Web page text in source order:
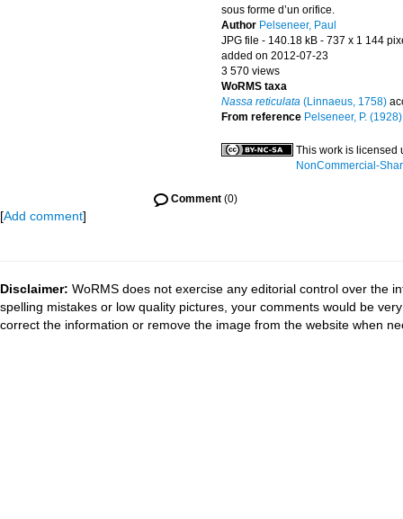
sous forme d’un orifice.
Author Pelseneer, Paul
JPG file - 140.18 kB - 737 x 1 144
added on 2012-07-23
3 570 views
WoRMS taxa
Nassa reticulata(Linnaeus, 1758)
From reference Pelseneer, P.
This work is licensed
NonCommercial-
Comment(0)
[Add comment]
Disclaimer: WoRMS does not exercise any editorial control over the
spelling mistakes or low quality pictures, your comments would be
correct the information or remove the image from the website when